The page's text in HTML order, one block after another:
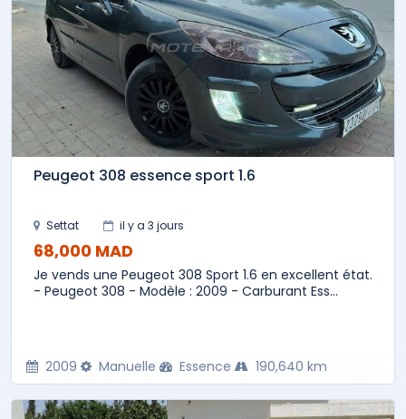
Peugeot 308 essence sport 1.6
Settat il y a 3 jours
68,000 MAD
Je vends une Peugeot 308 Sport 1.6 en excellent état.
- Peugeot 308 - Modèle : 2009 - Carburant Ess...
2009 Manuelle Essence 190,640 km